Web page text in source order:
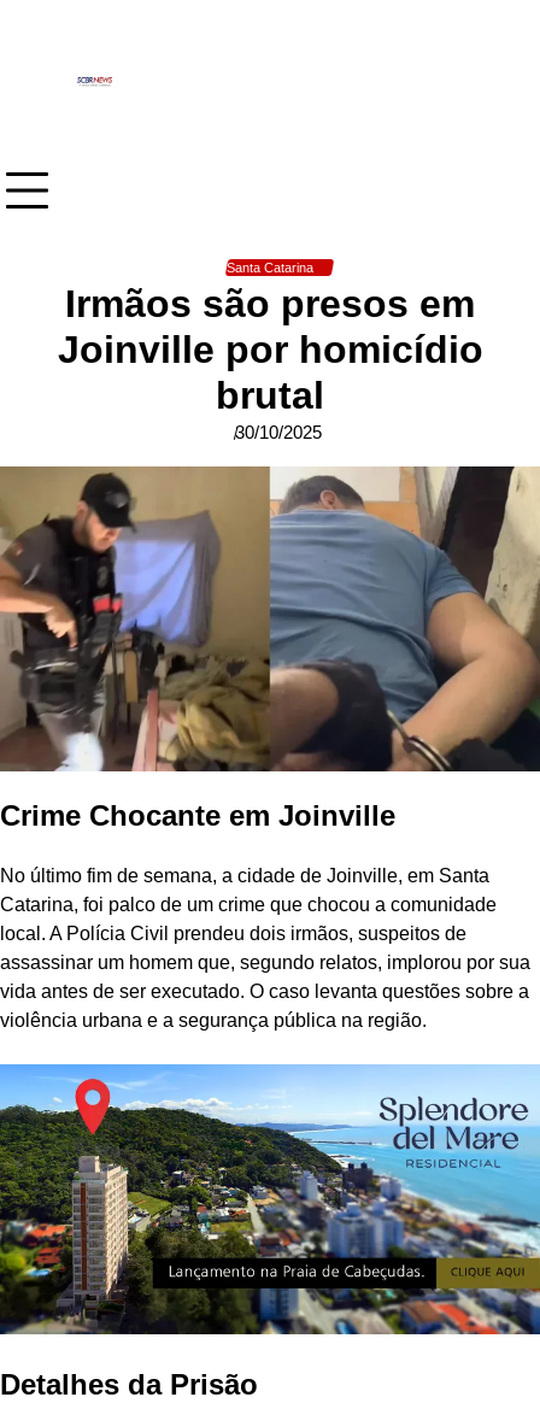
Santa Catarina
Irmãos são presos em
Joinville por homicídio
brutal
30/10/2025
Crime Chocante em Joinville
No último fim de semana, a cidade de Joinville, em Santa
Catarina, foi palco de um crime que chocou a comunidade
local. A Polícia Civil prendeu dois irmãos, suspeitos de
assassinar um homem que, segundo relatos, implorou por sua
vida antes de ser executado. O caso levanta questões sobre a
violência urbana e a segurança pública na região.
Detalhes da Prisão